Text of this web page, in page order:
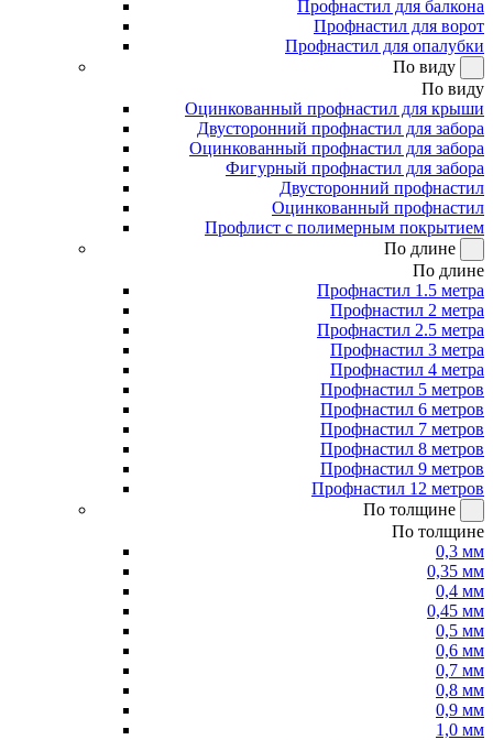
Профнастил для балкона
Профнастил для ворот
Профнастил для опалубки
По виду
По виду
Оцинкованный профнастил для крыши
Двусторонний профнастил для забора
Оцинкованный профнастил для забора
Фигурный профнастил для забора
Двусторонний профнастил
Оцинкованный профнастил
Профлист с полимерным покрытием
По длине
По длине
Профнастил 1.5 метра
Профнастил 2 метра
Профнастил 2.5 метра
Профнастил 3 метра
Профнастил 4 метра
Профнастил 5 метров
Профнастил 6 метров
Профнастил 7 метров
Профнастил 8 метров
Профнастил 9 метров
Профнастил 12 метров
По толщине
По толщине
0,3 мм
0,35 мм
0,4 мм
0,45 мм
0,5 мм
0,6 мм
0,7 мм
0,8 мм
0,9 мм
1,0 мм